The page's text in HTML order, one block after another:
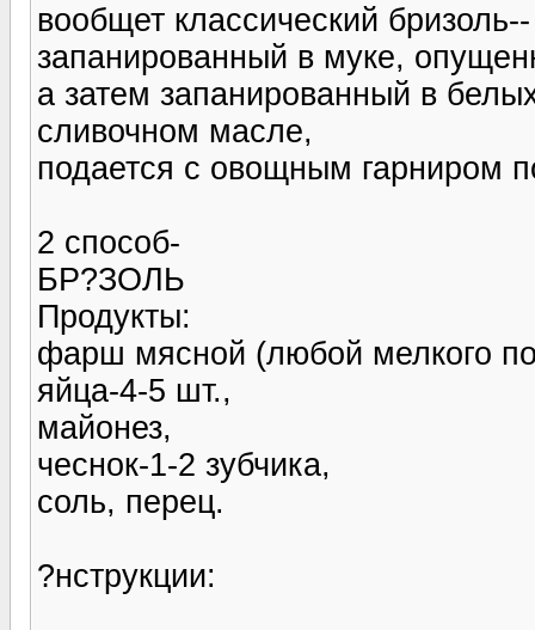
вообщет классический
запанированный в муке,
а затем запанированный в
сливочном масле,
подается с овощным гарниром
2 способ-
БР?ЗОЛЬ
Продукты:
фарш мясной (любой мелкого
яйца-4-5 шт.,
майонез,
чеснок-1-2 зубчика,
соль, перец.
?нструкции: